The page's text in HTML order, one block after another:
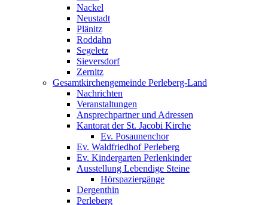
Nackel
Neustadt
Plänitz
Roddahn
Segeletz
Sieversdorf
Zernitz
Gesamtkirchengemeinde Perleberg-Land
Nachrichten
Veranstaltungen
Ansprechpartner und Adressen
Kantorat der St. Jacobi Kirche
Ev. Posaunenchor
Ev. Waldfriedhof Perleberg
Ev. Kindergarten Perlenkinder
Ausstellung Lebendige Steine
Hörspaziergänge
Dergenthin
Perleberg